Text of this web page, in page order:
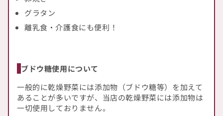
グラタン
離乳食・介護食にも便利！
ブドウ糖使用について
一般的に乾燥野菜には添加物（ブドウ糖等）を加えて
あることが多いですが、当店の乾燥野菜には添加物は
一切使用しておりません。